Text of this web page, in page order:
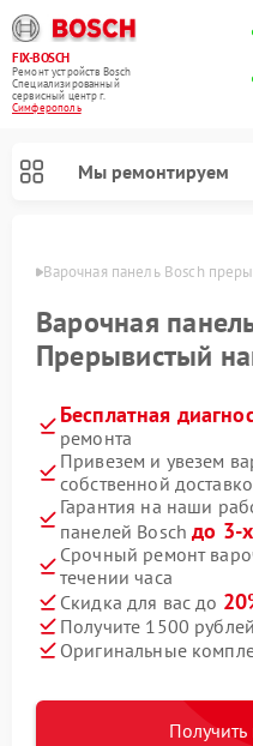
FIX-BOSCH
Ремонт устройств Bosch
Специализированный
cервисный центр г.
Симферополь
Мы ремонтируем
Варочная панель Bosch
Варочная
Прерывистый
Бесплатная
ремонта
Привезем и увезем
собственной
Гарантия на наши
панелей Boschдо 3-
Срочный ремонт
течении часа
Скидка для вас до
Получите 1500
Оригинальные
Получить